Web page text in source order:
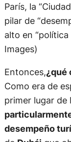
París, la
pilar de
alto en
Images)
Entonces,¿qué
Como era de
primer lugar de
desempeño